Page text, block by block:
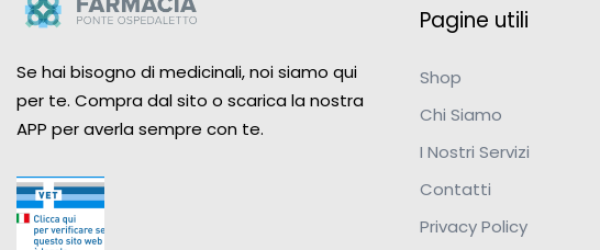
Se hai bisogno di medicinali, noi siamo qui
per te. Compra dal sito o scarica la nostra
APP per averla sempre con te.
Pagine utili
Shop
Chi Siamo
I Nostri Servizi
Contatti
Privacy Policy